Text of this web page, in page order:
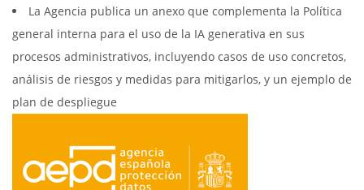
La Agencia publica un anexo que complementa la Política
general interna para el uso de la IA generativa en sus
procesos administrativos, incluyendo casos de uso concretos,
análisis de riesgos y medidas para mitigarlos, y un ejemplo de
plan de despliegue